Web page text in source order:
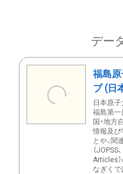
デー
福島
ブ (日
日本原
福島第一
国・地方
情報及び
とや、関
（JOPSS
Articles
なぎくで